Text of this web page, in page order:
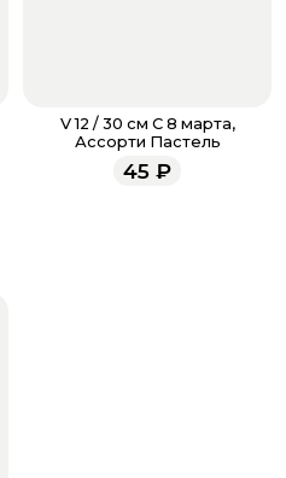
V 12 / 30 см С 8 марта,
Ассорти Пастель
45 ₽